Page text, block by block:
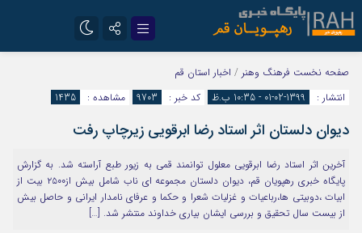
تلگرام
ایتا
صفحه نخست فرهنگ وهنر / اخبار استان قم
انتشار :
1399-02-01 - 10:35 ب.ظ کد خبر : 9703 مشاهده : 1435
دیوان دلستان اثر استاد رضا ابرقویی زیرچاپ رفت
آخرین اثر استاد رضا ابرقویی معلول توانمند قمی به زیور طبع آراسته شد. به گزارش
پایگاه خبری رهپویان قم، دیوان دلستان مجموعه ای ناب شامل بیش از۲۵۰۰ بیت از
ابیات ،دوبیتی ها،رباعیات و غزلیات شعرا و حکما و عرفای نامدار ایرانی و حاصل بیش
از بیست سال تحقیق و بررسی ایشان بیاری خداوند منتشر شد. […]